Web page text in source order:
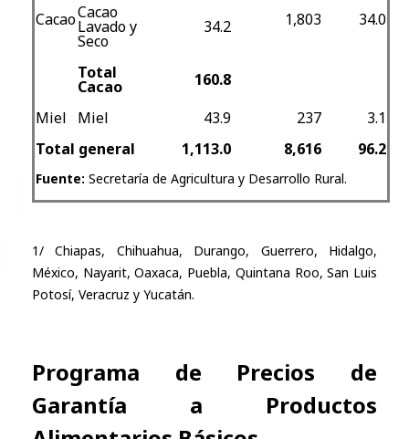
Cacao 1,803 34.0
Cacao
Lavado y
Seco
34.2
Total
Cacao
160.8
Miel
Miel 43.9 237
3.1
Total general
1,113.0 8,616 96.2
Fuente: Secretaría de Agricultura y Desarrollo Rural.
​1/ Chiapas, Chihuahua, Durango, Guerrero, Hidalgo,
México, Nayarit, Oaxaca, Puebla, Quintana Roo, San Luis
Potosí, Veracruz y Yucatán.
Programa de Precios de
Garantía a Productos